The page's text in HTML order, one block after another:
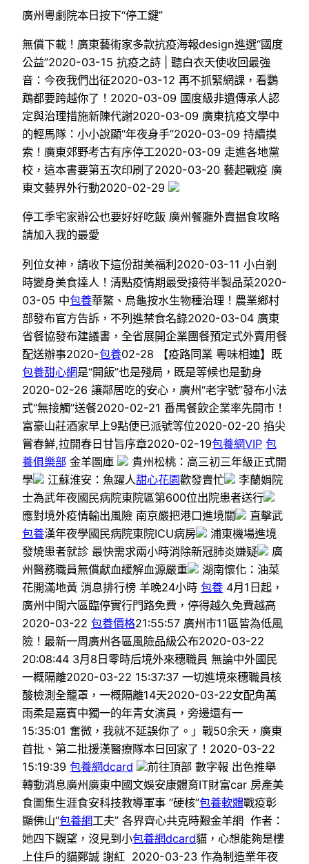
廣州粵劇院本日按下“停工鍵”
無償下載！廣東藝術家多款抗疫海報design進選“國度
公益”2020-03-15 抗疫之詩 | 聽白衣天使收回最強
音：今夜我們出征2020-03-12 再不抓緊網課，看鸚
鵡都要跨越你了！2020-03-09 國度級非遺傳承人認
定與治理措施新陳代謝2020-03-09 廣東抗疫文學中
的輕馬隊：小小說顯“年夜身手”2020-03-09 持續摸
索！廣東郊野考古有序停工2020-03-09 走進各地黨
校，這本書要第五次印刷了2020-03-20 藝起戰疫 廣
東文藝界外行動2020-02-29
停工季宅家辦公也要好好吃飯 廣州餐廳外賣揾食攻略
請加入我的最愛
列位女神，請收下這份甜美福利2020-03-11 小白剎
時變身美食達人！清點疫情期最受接待半製品菜2020-
03-05 中包養華鱉、烏龜按水生物種治理！農業鄉村
部發布官方告訴，不列進禁食名錄2020-03-04 廣東
省餐協發布建議書，全省展開企業團餐預定式外賣用餐
配送辦事2020-包養02-28 【疫路同業 粵味相連】既
包養甜心網是“開飯”也是殘局，既是等候也是動身
2020-02-26 讓鄰居吃的安心，廣州“老字號”發布小法
式“無接觸”送餐2020-02-21 番禺餐飲企業率先開市！
富豪山莊酒家早上9點便已派號等位2020-02-20 掐尖
嘗春鮮,拉開春日甘旨序章2020-02-19包養網VIP 包
養俱樂部 金羊圖庫
貴州松桃：高三初三年級正式開
學
江蘇淮安：魚躍人甜心花園歡發賣忙
李蘭娟院
士為武年夜國民病院東院區第600位出院患者送行
應對境外疫情輸出風險 南京嚴把港口進境關
直擊武
包養漢年夜學國民病院東院ICU病房
浦東機場進境
發燒患者就診 最快需求兩小時消除新冠肺炎嫌疑
廣
州醫務職員無償獻血緩解血源嚴重
湖南懷化：油菜
花開滿地黃 消息排行榜 羊晚24小時 包養 4月1日起，
廣州中間六區臨停實行門路免費，停得越久免費越高
2020-03-22 包養價格21:55:57 廣州市11區皆為低風
險！最新一周廣州各區風險品級公布2020-03-22
20:08:44 3月8日零時后境外來穗職員 無論中外國民
一概隔離2020-03-22 15:37:37 一切進境來穗職員核
酸檢測全籠罩，一概隔離14天2020-03-22女配角萬
雨柔是嘉賓中獨一的年青女演員，旁邊還有一
15:35:01 奮微，我就不延誤你了。」戰50余天，廣東
首批、第二批援漢醫療隊本日回家了！2020-03-22
15:19:39 包養網dcard
前往頂部 數字報 出色推舉
轉動消息廣州廣東中國文娛安康體育IT財富car 房產美
食圖集生涯食安科技教導軍事 “硬核”包養軟體戰疫彰
顯佛山“包養網工夫” 各界齊心共克時艱金羊網 作者：
她四下觀望，沒見到小包養網dcard貓，心想能夠是樓
上住戶的貓鄭誠 謝紅 2020-03-23 作為制造業年夜